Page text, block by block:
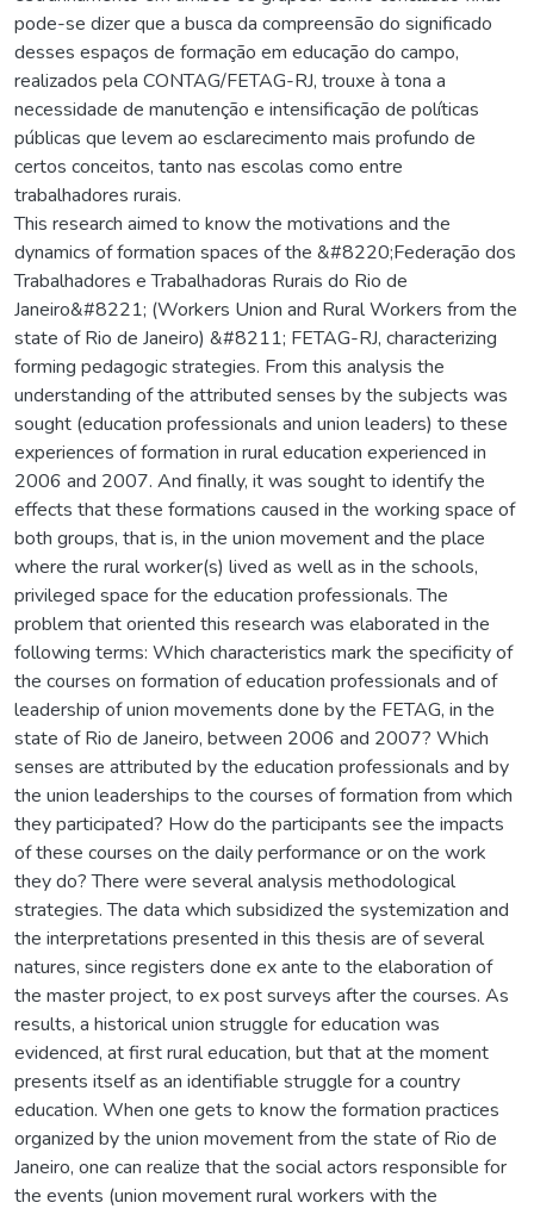
pode-se dizer que a busca da compreensão do significado
desses espaços de formação em educação do campo,
realizados pela CONTAG/FETAG-RJ, trouxe à tona a
necessidade de manutenção e intensificação de políticas
públicas que levem ao esclarecimento mais profundo de
certos conceitos, tanto nas escolas como entre
trabalhadores rurais.
This research aimed to know the motivations and the
dynamics of formation spaces of the &#8220;Federação dos
Trabalhadores e Trabalhadoras Rurais do Rio de
Janeiro&#8221; (Workers Union and Rural Workers from the
state of Rio de Janeiro) &#8211; FETAG-RJ, characterizing
forming pedagogic strategies. From this analysis the
understanding of the attributed senses by the subjects was
sought (education professionals and union leaders) to these
experiences of formation in rural education experienced in
2006 and 2007. And finally, it was sought to identify the
effects that these formations caused in the working space of
both groups, that is, in the union movement and the place
where the rural worker(s) lived as well as in the schools,
privileged space for the education professionals. The
problem that oriented this research was elaborated in the
following terms: Which characteristics mark the specificity of
the courses on formation of education professionals and of
leadership of union movements done by the FETAG, in the
state of Rio de Janeiro, between 2006 and 2007? Which
senses are attributed by the education professionals and by
the union leaderships to the courses of formation from which
they participated? How do the participants see the impacts
of these courses on the daily performance or on the work
they do? There were several analysis methodological
strategies. The data which subsidized the systemization and
the interpretations presented in this thesis are of several
natures, since registers done ex ante to the elaboration of
the master project, to ex post surveys after the courses. As
results, a historical union struggle for education was
evidenced, at first rural education, but that at the moment
presents itself as an identifiable struggle for a country
education. When one gets to know the formation practices
organized by the union movement from the state of Rio de
Janeiro, one can realize that the social actors responsible for
the events (union movement rural workers with the